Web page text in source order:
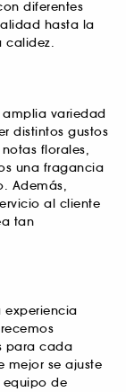
diferentes
hasta la
calidez.
amplia variedad
distintos gustos
florales,
una fragancia
Además,
al cliente
tan
experiencia
para cada
mejor se ajuste
equipo de